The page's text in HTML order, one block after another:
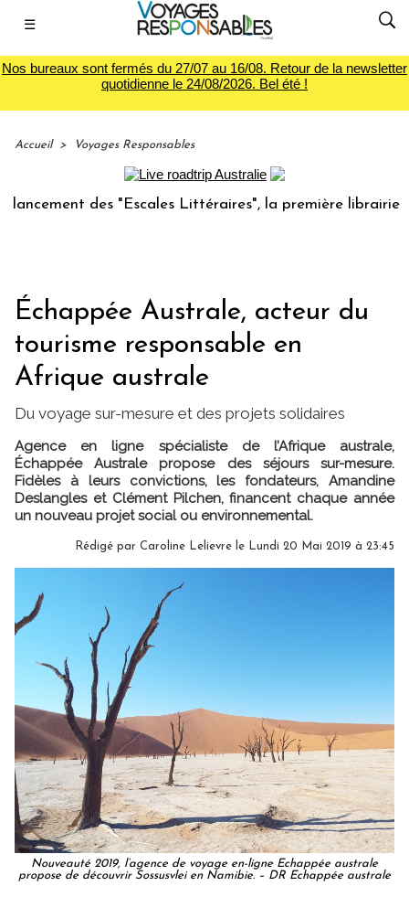
☰
Nos bureaux sont fermés du 27/07 au 16/08. Retour de la newsletter
quotidienne le 24/08/2026. Bel été !
Accueil > Voyages Responsables
des "Escales Littéraires", la première librairie du
Échappée Australe, acteur du
tourisme responsable en
Afrique australe
Du voyage sur-mesure et des projets solidaires
Agence en ligne spécialiste de l’Afrique australe,
Échappée Australe propose des séjours sur-mesure.
Fidèles à leurs convictions, les fondateurs, Amandine
Deslangles et Clément Pilchen, financent chaque année
un nouveau projet social ou environnemental.
Rédigé par Caroline Lelievre le Lundi 20 Mai 2019 à 23:45
Nouveauté 2019, l’agence de voyage en-ligne Echappée australe
propose de découvrir Sossusvlei en Namibie. – DR Echappée australe